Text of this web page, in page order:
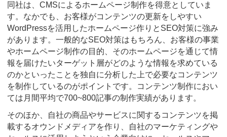
同社は、CMSによるホームページ制作を得意としていま
す。なかでも、お客様がコンテンツの更新をしやすい
WordPressを活用したホームページ作りとSEO対策に強み
があります。一般的なSEO対策はもちろん、お客様の事業
やホームページ制作の目的、そのホームページを通じて情
報を届けたいターゲット層がどのような情報を求めている
のかといったことを独自に分析した上で必要なコンテンツ
を制作しているのがポイントです。コンテンツ制作におい
ては月間平均で700~800記事の制作実績があります。
そのほか、自社の商品やサービスに関するコンテンツを掲
載するオウンドメディアを作り、自社のマーケティングや